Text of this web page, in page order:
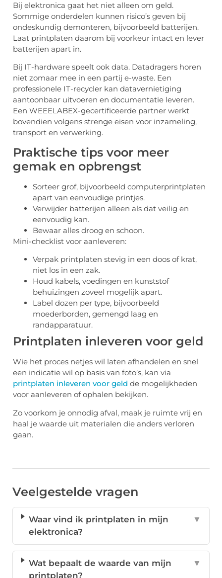
Bij elektronica gaat het niet alleen om geld.
Sommige onderdelen kunnen risico’s geven bij
ondeskundig demonteren, bijvoorbeeld batterijen.
Laat printplaten daarom bij voorkeur intact en lever
batterijen apart in.
Bij IT-hardware speelt ook data. Datadragers horen
niet zomaar mee in een partij e-waste. Een
professionele IT-recycler kan datavernietiging
aantoonbaar uitvoeren en documentatie leveren.
Een WEEELABEX-gecertificeerde partner werkt
bovendien volgens strenge eisen voor inzameling,
transport en verwerking.
Praktische tips voor meer
gemak en opbrengst
Sorteer grof, bijvoorbeeld computerprintplaten
apart van eenvoudige printjes.
Verwijder batterijen alleen als dat veilig en
eenvoudig kan.
Bewaar alles droog en schoon.
Mini-checklist voor aanleveren:
Verpak printplaten stevig in een doos of krat,
niet los in een zak.
Houd kabels, voedingen en kunststof
behuizingen zoveel mogelijk apart.
Label dozen per type, bijvoorbeeld
moederborden, gemengd laag en
randapparatuur.
Printplaten inleveren voor geld
Wie het proces netjes wil laten afhandelen en snel
een indicatie wil op basis van foto’s, kan via
printplaten inleveren voor geld de mogelijkheden
voor aanleveren of ophalen bekijken.
Zo voorkom je onnodig afval, maak je ruimte vrij en
haal je waarde uit materialen die anders verloren
gaan.
Veelgestelde vragen
Waar vind ik printplaten in mijn
elektronica?
▼
Wat bepaalt de waarde van mijn
printplaten?
▼